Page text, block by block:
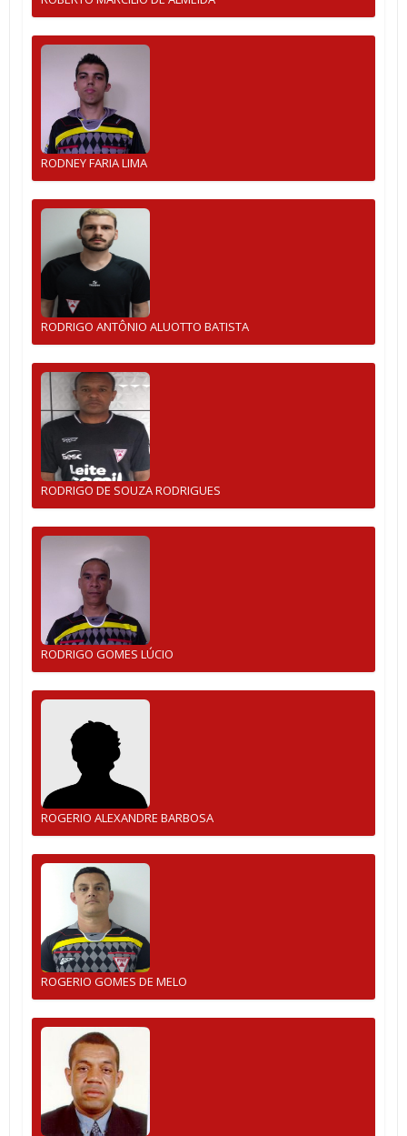
RODNEY FARIA LIMA
RODRIGO ANTÔNIO ALUOTTO BATISTA
RODRIGO DE SOUZA RODRIGUES
RODRIGO GOMES LÚCIO
ROGERIO ALEXANDRE BARBOSA
ROGERIO GOMES DE MELO